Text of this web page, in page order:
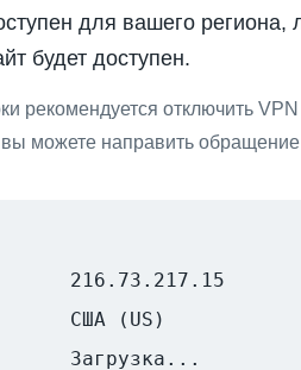
для вашего региона,
будет доступен.
рекомендуется отключить
можете направить обращение
216.73.217.15
США (US)
Загрузка...